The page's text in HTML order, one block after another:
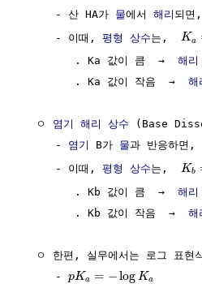
     - 산 HA가
물에서 해리 되
     - 이때,
평형 상수는, Ka
        . Ka 값이 큼  →
해리
        . Ka 값이 작음  →
해
  ㅇ
염기 해리 상수 (Base
     -
염기 B가 물과 반응하면,
     - 이때,
평형 상수는, Kb
        . Kb 값이 큼  →
해리
        . Kb 값이 작음  →
해
ㅇ 한편, 실무에서는 로그 표현
     -
pKa = −log Ka